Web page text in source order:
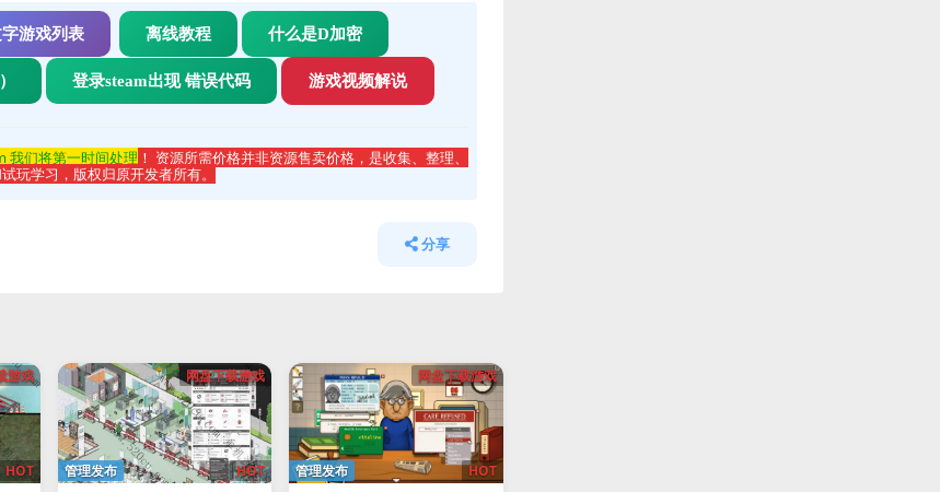
游戏列表 离线教程 什么是D加密
登录steam出现 错误代码 游戏视频解说
我们将第一时间处理 ！ 资源所需价格并非资源售卖价格，是收集、整理、
玩学习，版权归原开发者所有。
分享
游戏
HOT
网盘下载游戏
HOT
管理发布
网盘下载游戏
HOT
管理发布